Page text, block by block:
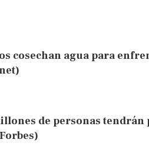
cosechan agua para
de personas tendrán